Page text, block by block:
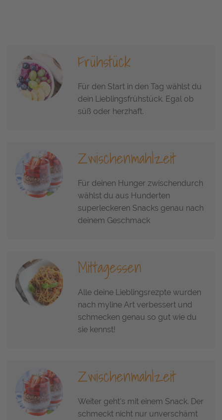
Frühstück
Für den Start in den Tag wählst du
dein Lieblingsfrühstück. Egal ob
süß oder herzhaft.
Zwischenmahlzeit
Für deinen Hunger zwischendurch
wählst du aus Hunderten
superleckeren Snacks genau nach
deinem Geschmack
Mittagessen
Alle deine Lieblingsrezpte wurden
nach myline Art verbessert und
schmecken genau so gut wie du
sie kennst!
Zwischenmahlzeit
Weiter geht's mit einem Snack. Der
schmeckt nicht nur unverschämt